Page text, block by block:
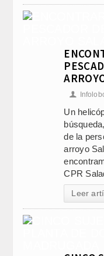
👤
Un
de la
arroyo
CPR
Leer